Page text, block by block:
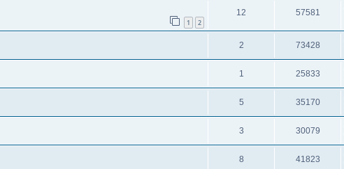
1 2
12 57581
2 73428
1 25833
5 35170
3 30079
8 41823